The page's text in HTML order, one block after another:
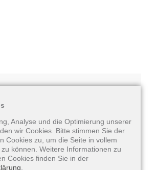
können externe Inhalte
YouTube eingebundene
von
und andere externe
Analyse und die Optimierung unserer
wir Cookies. Bitte stimmen Sie der
Cookies zu, um die Seite in vollem
können. Weitere Informationen zu
Cookies finden Sie in der